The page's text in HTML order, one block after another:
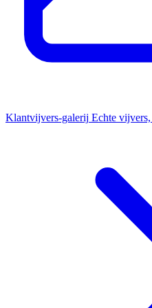
Klantvijvers-galerij Echte